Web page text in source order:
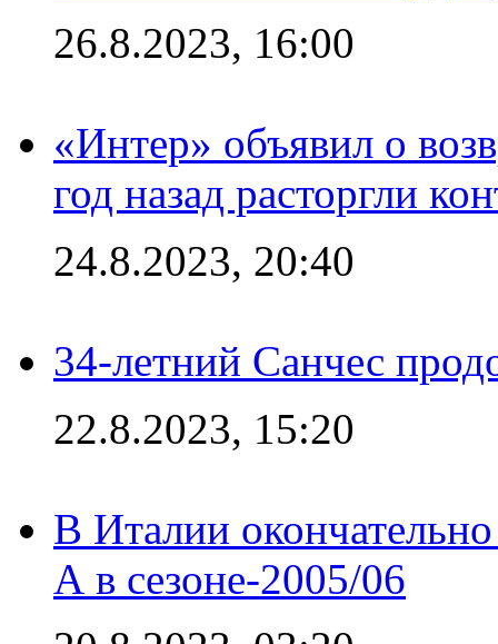
26.8.2023, 16:00
«Интер» объявил о
год назад расторгли
24.8.2023, 20:40
34-летний Санчес
22.8.2023, 15:20
В Италии
А в сезоне-2005/06